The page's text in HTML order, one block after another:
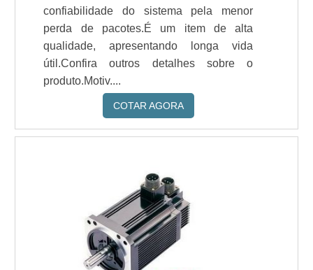
confiabilidade do sistema pela menor
perda de pacotes.É um item de alta
qualidade, apresentando longa vida
útil.Confira outros detalhes sobre o
produto.Motiv....
COTAR AGORA